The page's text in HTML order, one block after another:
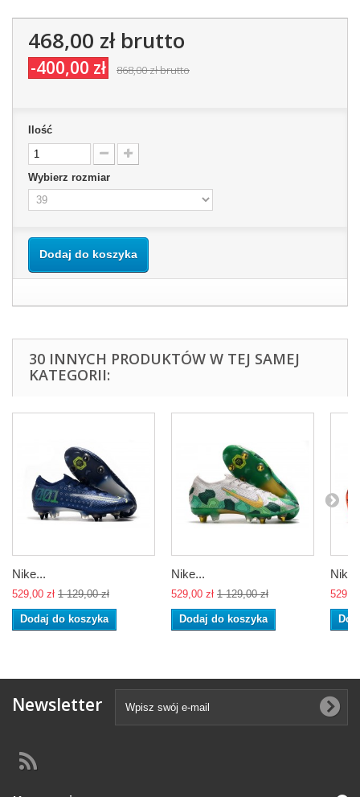
468,00 złbrutto
-400,00 zł 868,00 złbrutto
Ilość
Wybierz rozmiar
Dodaj do koszyka
30 INNYCH PRODUKTÓW W TEJ SAMEJ
KATEGORII:
Nike...
529,00 zł 1 129,00 zł
Dodaj do koszyka
Nike...
529,00 zł 1 129,00 zł
Dodaj do koszyka
Newsletter